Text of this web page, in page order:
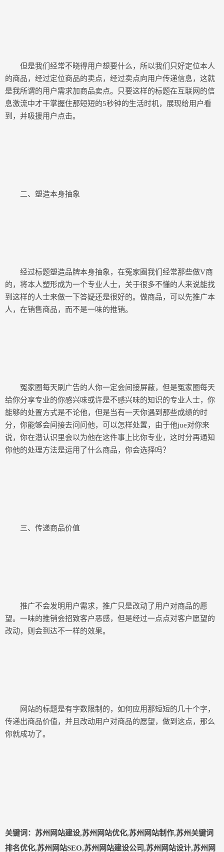
但是我们经常不晓得用户想要什么，所以我们只好定位本人
的商品，经过定位商品的卖点，经过卖点向用户传递信息，这就
是我所谓的用户需求加商品卖点。只要这样的标题在互联网的信
息激流中才干掌握住那短短的5秒钟的生活时机，展现给用户看
到，并吸援用户点击。
二、塑造本身抽象
经过标题塑造品牌本身抽象，在冤家圈我们经常那些做V商
的，将本人塑形成为一个专业人士，关于很多不懂的人来说能找
到这样的人士来做一下答疑还是很好的。做商品，可以先推广本
人，在销售商品，而不是一味的推销。
冤家圈每天刷广告的人你一定会间接屏蔽，但是冤家圈每天
给你分享专业的你感兴味或许是不感兴味的知识的专业人士，你
能够的处置方式是不论他，但是当有一天你遇到那些成绩的时
分，你能够会间接去问问他，可以怎样处置，由于他jue对你来
说，你在潜认识里会以为他在这件事上比你专业，这时分再通知
你他的处理方法是运用了什么商品，你会选择吗？
三、传递商品价值
推广不会发明用户需求，推广只是改动了用户对商品的愿
望。一味的推销会招致客户恶感，但是经过一点点对客户愿望的
改动，则会到达不一样的效果。
网站的标题是有字数限制的，如何应用那短短的几十个字，
传递出商品价值，并且改动用户对商品的愿望，做到这点，那么
你就成功了。
关键词：苏州网站建设,苏州网站优化,苏州网站制作,苏州关键词
排名优化,苏州网站SEO,苏州网站建设公司,苏州网站设计,苏州网